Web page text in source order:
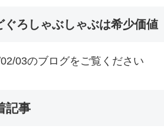
ぐろしゃぶしゃぶは希少価値
03のブログをご覧ください
記事